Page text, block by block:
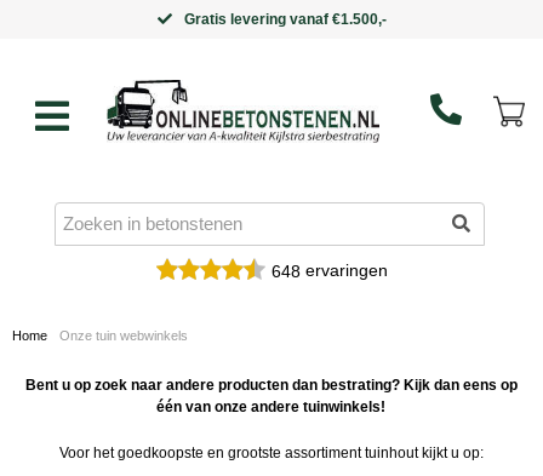
Gratis levering vanaf €1.500,-
648ervaringen
Home Onze tuin webwinkels
Bent u op zoek naar andere producten dan bestrating? Kijk dan eens op
één van onze andere tuinwinkels!
Voor het goedkoopste en grootste assortiment tuinhout kijkt u op: